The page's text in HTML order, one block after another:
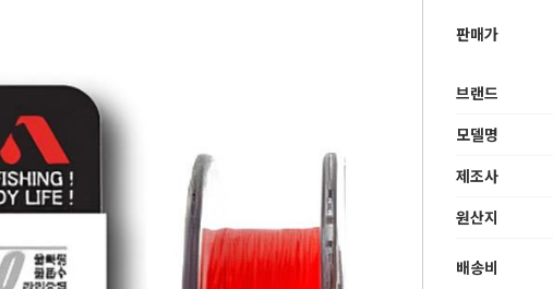
판매가
브랜드
모델명
제조사
원산지
배송비